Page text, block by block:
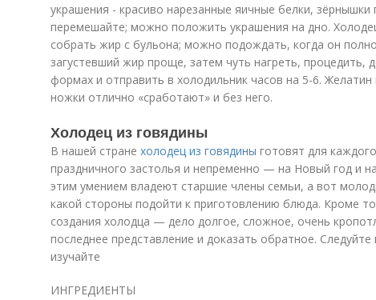
украшения - красиво нарезанные яичные белки, зёрнышки
перемешайте; можно положить украшения на дно.
собрать жир с бульона; можно подождать, когда он
загустевший жир проще, затем чуть нагреть, процедить,
формах и отправить в холодильник часов на 5-6.
ножки отлично «сработают» и без него.
Холодец из говядины
В нашей стране холодец из говядины готовят для
праздничного застолья и непременно — на Новый год и
этим умением владеют старшие члены семьи, а вот
какой стороны подойти к приготовлению блюда. Кроме
создания холодца — дело долгое, сложное, очень
последнее представление и доказать обратное.
изучайте
ИНГРЕДИЕНТЫ